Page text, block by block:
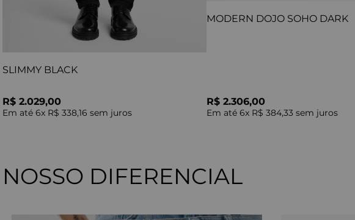
SLIMMY BLACK
R$ 2.029,00
Em até 6x R$ 338,16 sem juros
MODERN DOJO SOHO DARK
R$ 2.306,00
Em até 6x R$ 384,33 sem juros
NOSSO DIFERENCIAL